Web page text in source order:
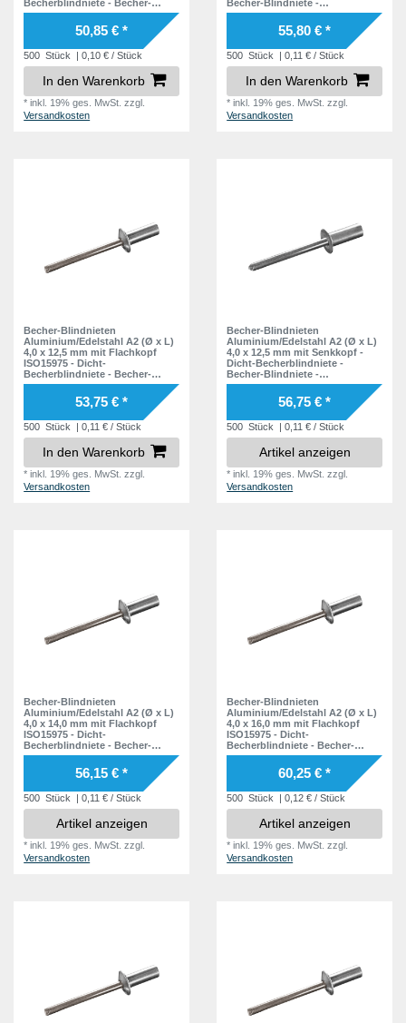
Becherblindniete - Becher-
Blindniete - Dichtblindniete -
Bechernieten - Dichtnieten -
50,85 € *
500 Stück | 0,10 € / Stück
In den Warenkorb
*inkl. 19% ges. MwSt. zzgl.
Versandkosten
Becher-Blindniete -
Dichtblindniete - Bechernieten -
Dichtnieten - CUP
55,80 € *
500 Stück | 0,11 € / Stück
In den Warenkorb
*inkl. 19% ges. MwSt. zzgl.
Versandkosten
Becher-Blindnieten
Aluminium/Edelstahl A2 (Ø x L)
4,0 x 12,5 mm mit Flachkopf
ISO15975 - Dicht-
Becherblindniete - Becher-
Blindniete - Dichtblindniete -
Bechernieten - Dichtnieten -
53,75 € *
500 Stück | 0,11 € / Stück
In den Warenkorb
*inkl. 19% ges. MwSt. zzgl.
Versandkosten
Becher-Blindnieten
Aluminium/Edelstahl A2 (Ø x L)
4,0 x 12,5 mm mit Senkkopf -
Dicht-Becherblindniete -
Becher-Blindniete -
Dichtblindniete - Bechernieten -
Dichtnieten - CUP
56,75 € *
500 Stück | 0,11 € / Stück
Artikel anzeigen
*inkl. 19% ges. MwSt. zzgl.
Versandkosten
Becher-Blindnieten
Aluminium/Edelstahl A2 (Ø x L)
4,0 x 14,0 mm mit Flachkopf
ISO15975 - Dicht-
Becherblindniete - Becher-
Blindniete - Dichtblindniete -
Bechernieten - Dichtnieten -
56,15 € *
500 Stück | 0,11 € / Stück
Artikel anzeigen
*inkl. 19% ges. MwSt. zzgl.
Versandkosten
Becher-Blindnieten
Aluminium/Edelstahl A2 (Ø x L)
4,0 x 16,0 mm mit Flachkopf
ISO15975 - Dicht-
Becherblindniete - Becher-
Blindniete - Dichtblindniete -
Bechernieten - Dichtnieten -
60,25 € *
500 Stück | 0,12 € / Stück
Artikel anzeigen
*inkl. 19% ges. MwSt. zzgl.
Versandkosten